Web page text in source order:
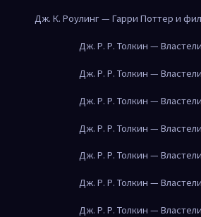
Дж. К. Роулинг — Гарри Поттер и
Дж. Р. Р. Толкин —
Дж. Р. Р. Толкин —
Дж. Р. Р. Толкин —
Дж. Р. Р. Толкин —
Дж. Р. Р. Толкин —
Дж. Р. Р. Толкин —
Дж. Р. Р. Толкин —